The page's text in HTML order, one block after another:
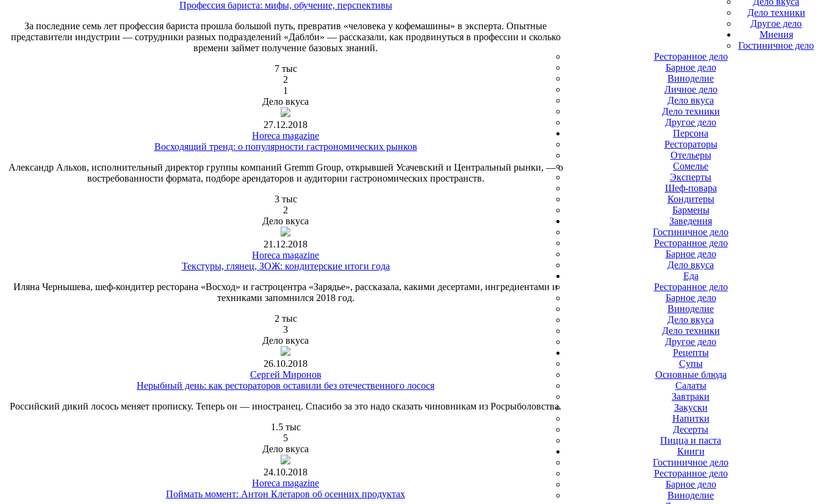
Профессия бариста: мифы, обучение, перспективы
За последние семь лет профессия бариста прошла большой путь, превратив «человека у кофемашины» в эксперта. Опытные
представители индустрии — сотрудники разных подразделений «Даблби» — рассказали, как продвинуться в профессии и сколько
времени займет получение базовых знаний.
7 тыс
2
1
Дело вкуса
27.12.2018
Horeca magazine
Восходящий тренд: о популярности гастрономических рынков
Александр Альхов, исполнительный директор группы компаний Gremm Group, открывшей Усачевский и Центральный рынки, — о
востребованности формата, подборе арендаторов и аудитории гастрономических пространств.
3 тыс
2
Дело вкуса
21.12.2018
Horeca magazine
Текстуры, глянец, ЗОЖ: кондитерские итоги года
Иляна Чернышева, шеф-кондитер ресторана «Восход» и гастроцентра «Зарядье», рассказала, какими десертами, ингредиентами и
техниками запомнился 2018 год.
2 тыс
3
Дело вкуса
26.10.2018
Сергей Миронов
Нерыбный день: как рестораторов оставили без отечественного лосося
Российский дикий лосось меняет прописку. Теперь он — иностранец. Спасибо за это надо сказать чиновникам из Росрыболовства.
1.5 тыс
5
Дело вкуса
24.10.2018
Horeca magazine
Поймать момент: Антон Клетаров об осенних продуктах
Дело техники
Другое дело
Мнения
Гостиничное дело
Ресторанное дело
Барное дело
Виноделие
Личное дело
Дело вкуса
Дело техники
Другое дело
Персона
Рестораторы
Отельеры
Сомелье
Эксперты
Шеф-повара
Кондитеры
Бармены
Заведения
Гостиничное дело
Ресторанное дело
Барное дело
Дело вкуса
Еда
Ресторанное дело
Барное дело
Виноделие
Дело вкуса
Дело техники
Другое дело
Рецепты
Супы
Основные блюда
Салаты
Завтраки
Закуски
Напитки
Десерты
Пицца и паста
Книги
Гостиничное дело
Ресторанное дело
Барное дело
Виноделие